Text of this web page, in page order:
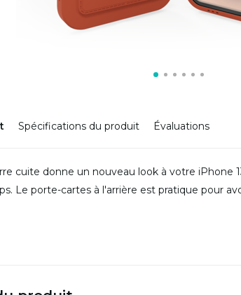
Spécifications du produit Évaluations
cuite donne un nouveau look à votre iPhone
Le porte-cartes à l'arrière est pratique pour